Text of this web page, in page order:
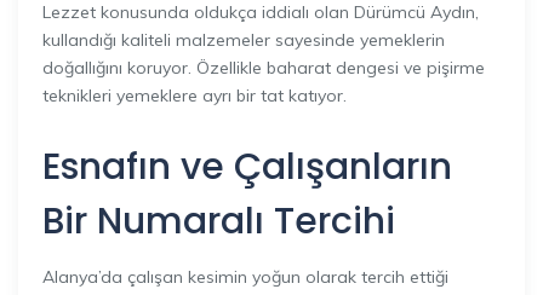
Lezzet konusunda oldukça iddialı olan Dürümcü Aydın,
kullandığı kaliteli malzemeler sayesinde yemeklerin
doğallığını koruyor. Özellikle baharat dengesi ve pişirme
teknikleri yemeklere ayrı bir tat katıyor.
Esnafın ve Çalışanların
Bir Numaralı Tercihi
Alanya’da çalışan kesimin yoğun olarak tercih ettiği